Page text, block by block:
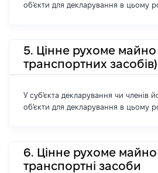
об'єкти для декларування в цьому
5. Цінне рухоме майно
транспортних засобів)
У суб'єкта декларування чи членів
об'єкти для декларування в цьому
6. Цінне рухоме
транспортні засоби